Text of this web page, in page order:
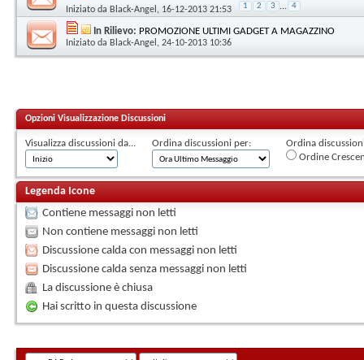
Iniziato da Black-Angel , 16-12-2013 21:53 1 2 3 ... 4
In Rilievo: PROMOZIONE ULTIMI GADGET A MAGAZZINO
Iniziato da Black-Angel , 24-10-2013 10:36
Opzioni Visualizzazione Discussioni
Visualizza discussioni da... Ordina discussioni per:
Ordina
Ordine
Legenda Icone
Contiene messaggi non letti
Non contiene messaggi non letti
Discussione calda con messaggi non letti
Discussione calda senza messaggi non letti
La discussione è chiusa
Hai scritto in questa discussione